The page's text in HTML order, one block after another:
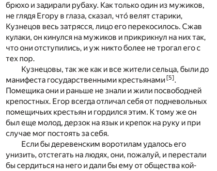
брюхо и задирали рубаху. Как только один из мужиков,
не глядя Егору в глаза, сказал, что́ велят старики,
Кузнецов весь затрясся, лицо его перекосилось. Сжав
кулаки, он кинулся на мужиков и прикрикнул на них так,
что они отступились, и уж никто более не трогал его с
тех пор.
Кузнецовы, так же как и все жители сельца, были до
манифеста государственными крестьянами [5] .
Помещика они и раньше не знали и жили посвободней
крепостных. Егор всегда отличал себя от подневольных
помещичьих крестьян и гордился этим. К тому же он
был еще молод, дерзок на язык и крепок на руку и при
случае мог постоять за себя.
Если бы деревенским воротилам удалось его
унизить, отстегать на людях, они, пожалуй, и перестали
бы сердиться на него и дали бы ему от общества кой-